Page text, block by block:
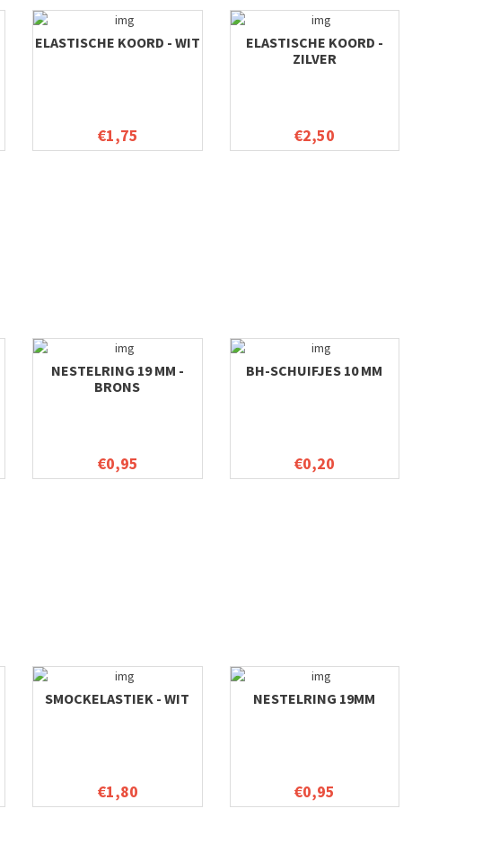
ELASTISCHE KOORD - WIT
€1,75
ELASTISCHE KOORD -
ZILVER
€2,50
NESTELRING 19 MM -
BRONS
€0,95
BH-SCHUIFJES 10 MM
€0,20
SMOCKELASTIEK - WIT
€1,80
NESTELRING 19MM
€0,95